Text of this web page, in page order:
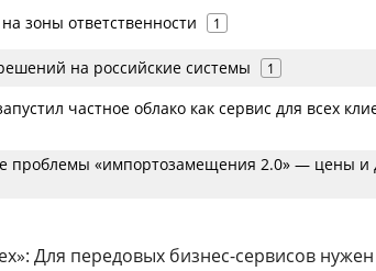
зоны ответственности 1
на российские системы 1
частное облако как сервис для всех
проблемы «импортозамещения 2.0» — цены
Для передовых бизнес-сервисов нужен